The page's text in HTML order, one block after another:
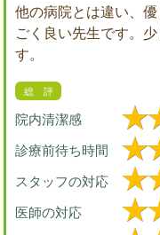
他の病院とは違い、
ごく良い先生です。
す。
院内清潔感
診療前待ち時間
スタッフの対応
医師の対応